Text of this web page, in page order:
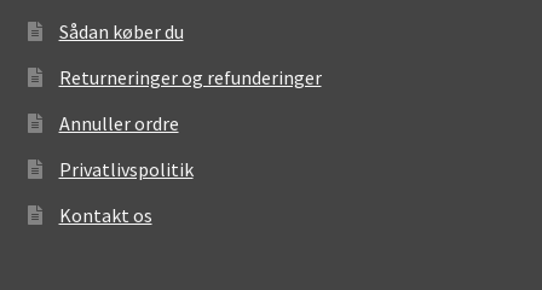
Sådan køber du
Returneringer og refunderinger
Annuller ordre
Privatlivspolitik
Kontakt os